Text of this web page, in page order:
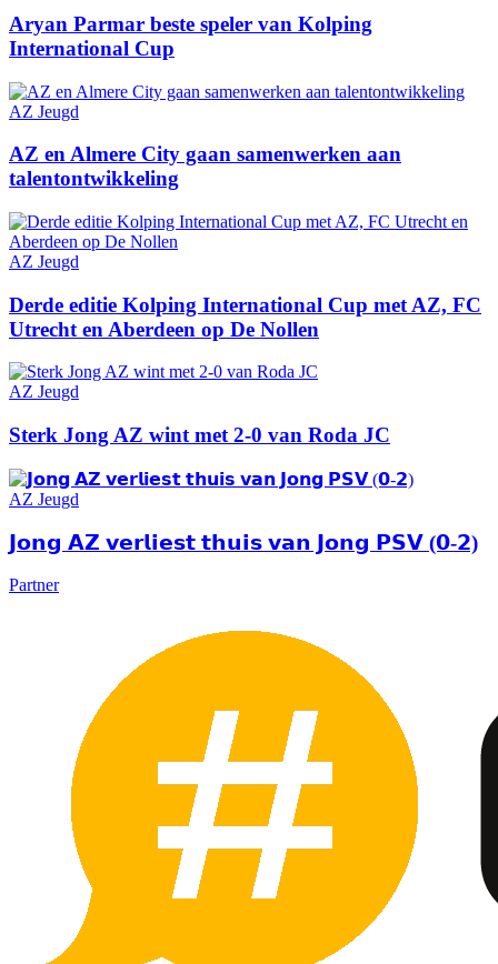
Aryan Parmar beste speler van Kolping
International Cup
AZ Jeugd
AZ en Almere City gaan samenwerken aan
talentontwikkeling
AZ Jeugd
Derde editie Kolping International Cup met AZ, FC
Utrecht en Aberdeen op De Nollen
AZ Jeugd
Sterk Jong AZ wint met 2-0 van Roda JC
AZ Jeugd
𝗝𝗼𝗻𝗴 𝗔𝗭 𝘃𝗲𝗿𝗹𝗶𝗲𝘀𝘁 𝘁𝗵𝘂𝗶𝘀 𝘃𝗮𝗻 𝗝𝗼𝗻𝗴 𝗣𝗦𝗩 (𝟬-𝟮)
Partner